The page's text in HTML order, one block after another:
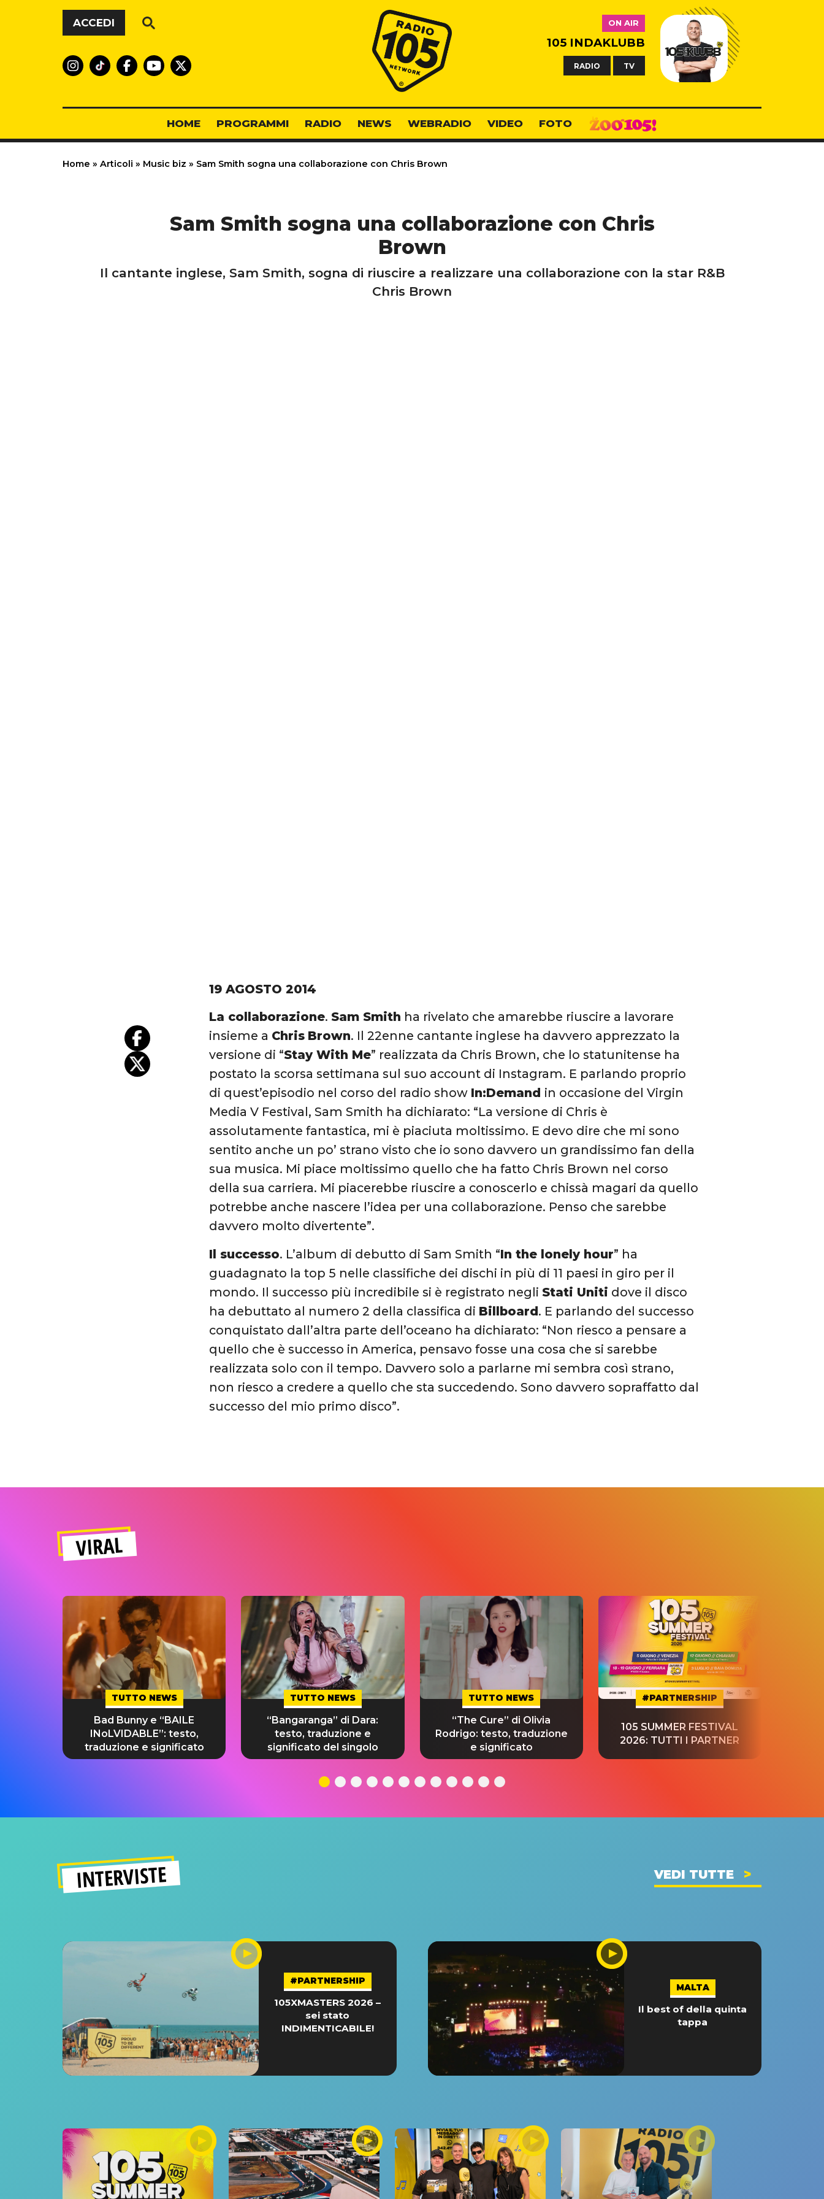
Vai al contenuto
ACCEDI
Radio 105
ON AIR
105 INDAKLUBB
RADIO TV
HOME PROGRAMMI RADIO NEWS WEBRADIO VIDEO FOTO
Home » Articoli » Music biz » Sam Smith sogna una collaborazione con Chris Brown
Sam Smith sogna una collaborazione con Chris
Brown
Il cantante inglese, Sam Smith, sogna di riuscire a realizzare una collaborazione con la star R&B
Chris Brown
19 AGOSTO 2014
La collaborazione. Sam Smith ha rivelato che amarebbe riuscire a lavorare
insieme a Chris Brown. Il 22enne cantante inglese ha davvero apprezzato la
versione di “Stay With Me” realizzata da Chris Brown, che lo statunitense ha
postato la scorsa settimana sul suo account di Instagram. E parlando proprio
di quest’episodio nel corso del radio show In:Demand in occasione del Virgin
Media V Festival, Sam Smith ha dichiarato: “La versione di Chris è
assolutamente fantastica, mi è piaciuta moltissimo. E devo dire che mi sono
sentito anche un po’ strano visto che io sono davvero un grandissimo fan della
sua musica. Mi piace moltissimo quello che ha fatto Chris Brown nel corso
della sua carriera. Mi piacerebbe riuscire a conoscerlo e chissà magari da quello
potrebbe anche nascere l’idea per una collaborazione. Penso che sarebbe
davvero molto divertente”.
Il successo. L’album di debutto di Sam Smith “In the lonely hour” ha
guadagnato la top 5 nelle classifiche dei dischi in più di 11 paesi in giro per il
mondo. Il successo più incredibile si è registrato negli Stati Uniti dove il disco
ha debuttato al numero 2 della classifica di Billboard. E parlando del successo
conquistato dall’altra parte dell’oceano ha dichiarato: “Non riesco a pensare a
quello che è successo in America, pensavo fosse una cosa che si sarebbe
realizzata solo con il tempo. Davvero solo a parlarne mi sembra così strano,
non riesco a credere a quello che sta succedendo. Sono davvero sopraffatto dal
successo del mio primo disco”.
VIRAL
TUTTO NEWS
Bad Bunny e “BAILE
INoLVIDABLE”: testo,
traduzione e significato
TUTTO NEWS
“Bangaranga” di Dara:
testo, traduzione e
significato del singolo
TUTTO NEWS
“The Cure” di Olivia
Rodrigo: testo, traduzione
e significato
#PARTNERSHIP
105 SUMMER FESTIVAL
2026: TUTTI I PARTNER
INTERVISTE VEDI TUTTE
#PARTNERSHIP
105XMASTERS 2026 –
sei stato
INDIMENTICABILE!
MALTA
Il best of della quinta
tappa